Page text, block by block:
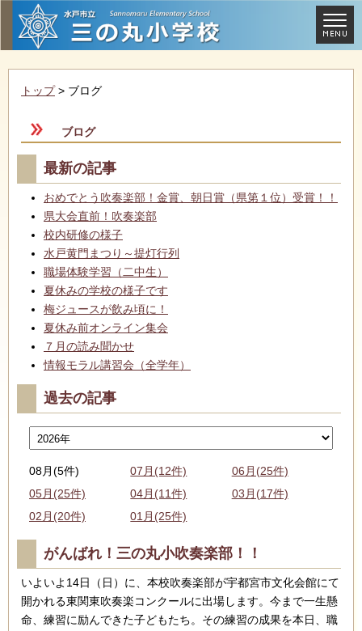
トップ> ブログ
ブログ
最新の記事
おめでとう吹奏楽部！金賞、朝日賞（県第１位）受賞！！
県大会直前！吹奏楽部
校内研修の様子
水戸黄門まつり～提灯行列
職場体験学習（二中生）
夏休みの学校の様子です
梅ジュースが飲み頃に！
夏休み前オンライン集会
７月の読み聞かせ
情報モラル講習会（全学年）
過去の記事
08月(5件) 07月(12件)
06月(25件)
05月(25件)
04月(11件)
03月(17件)
02月(20件)
01月(25件)
がんばれ！三の丸小吹奏楽部！！
いよいよ14日（日）に、本校吹奏楽部が宇都宮市文化会館にて
開かれる東関東吹奏楽コンクールに出場します。今まで一生懸
命、練習に励んできた子どもたち。その練習の成果を本日、職